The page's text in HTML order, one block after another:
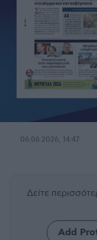
06.06.2026, 14:47
Δείτε
Add